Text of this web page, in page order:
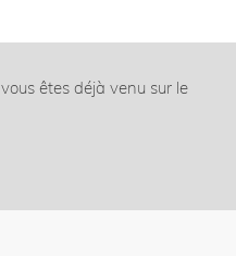
êtes déjà venu sur le